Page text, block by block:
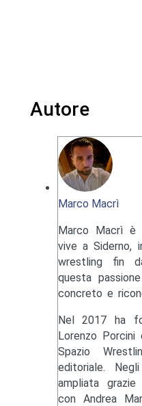
Autore
Marco Macrì
Marco Macrì è
vive a Siderno,
wrestling fin
questa
concreto e
Nel 2017 ha
Lorenzo Porcini
Spazio
editoriale.
ampliata grazie
con Andrea